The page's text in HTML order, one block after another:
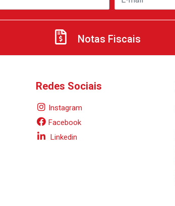
Notas Fiscais
Redes Sociais
Instagram
Facebook
Linkedin